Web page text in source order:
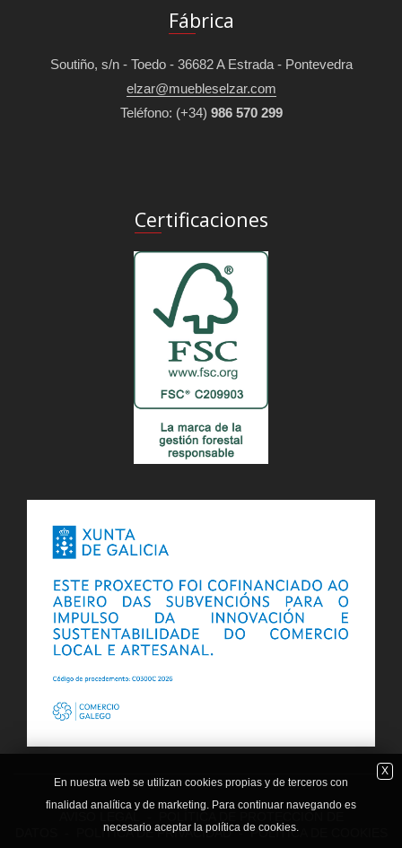
Fábrica
Soutiño, s/n - Toedo - 36682 A Estrada - Pontevedra
elzar@muebleselzar.com
Teléfono: (+34) 986 570 299
Certificaciones
POLITICA DE PRIVACIDAD-POLÍTICA DE COOKIES
X
En nuestra web se utilizan cookies propias y de terceros con
finalidad analítica y de marketing. Para continuar navegando es
necesario aceptar la política de cookies.